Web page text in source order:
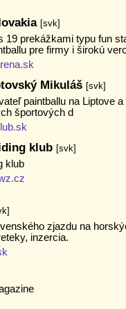
[svk]
19 prekážkami typu fun
pre firmy i širokú
Mikuláš [svk]
paintballu na Liptove
športových d
klub [svk]
klub
zjazdu na
inzercia.